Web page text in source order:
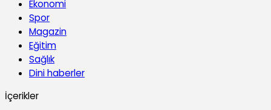
Ekonomi
Spor
Magazin
Eğitim
Sağlık
Dini haberler
İçerikler